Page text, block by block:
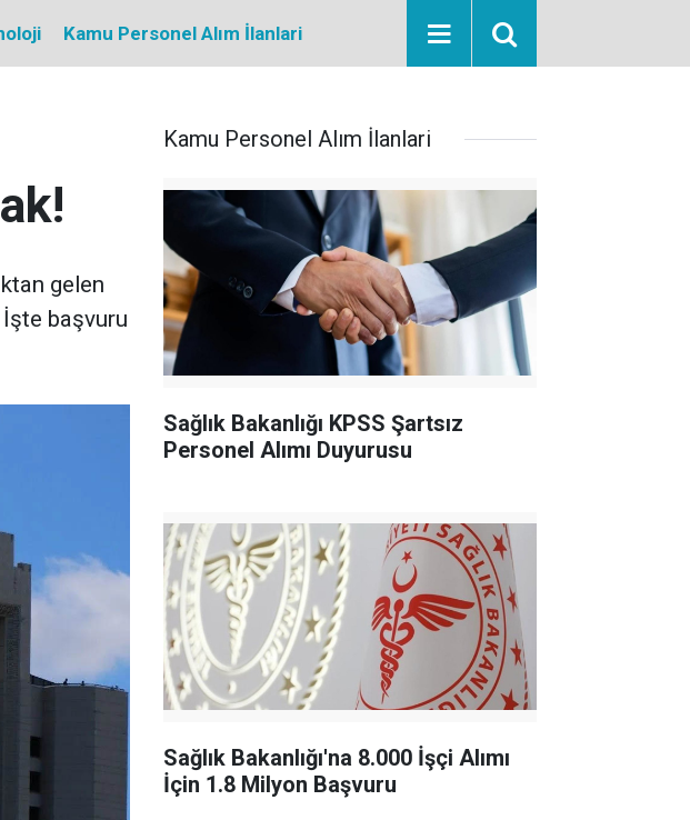
Kamu Personel Alım İlanlari
gelen
başvuru
Kamu Personel Alım İlanlari
Sağlık Bakanlığı KPSS Şartsız
Personel Alımı Duyurusu
Sağlık Bakanlığı'na 8.000 İşçi Alımı
İçin 1.8 Milyon Başvuru